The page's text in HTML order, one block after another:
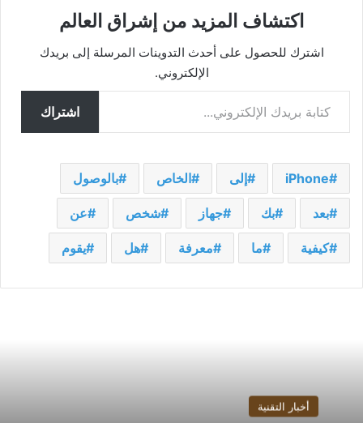
اكتشاف المزيد من إشراق العالم
اشترك للحصول على أحدث التدوينات المرسلة إلى بريدك
الإلكتروني.
كتابة بريدك الإلكتروني...
اشتراك
iPhone إلى الخاص بالوصول
بعد بك جهاز شخص عن
كيفية ما معرفة هل يقوم
أخبار التقنية